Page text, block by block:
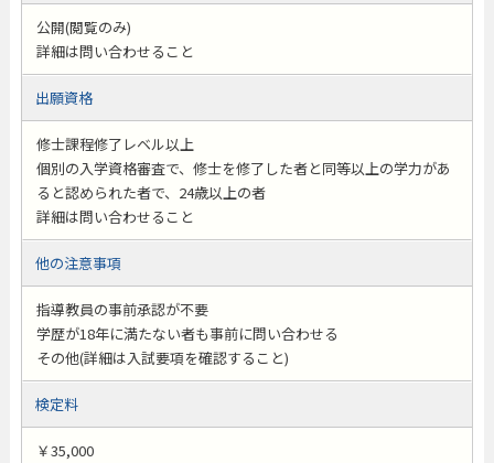
公開(閲覧のみ)
詳細は問い合わせること
出願資格
修士課程修了レベル以上
個別の入学資格審査で、修士を修了した者と同等以上の学力があ
ると認められた者で、24歳以上の者
詳細は問い合わせること
他の注意事項
指導教員の事前承認が不要
学歴が18年に満たない者も事前に問い合わせる
その他(詳細は入試要項を確認すること)
検定料
￥35,000